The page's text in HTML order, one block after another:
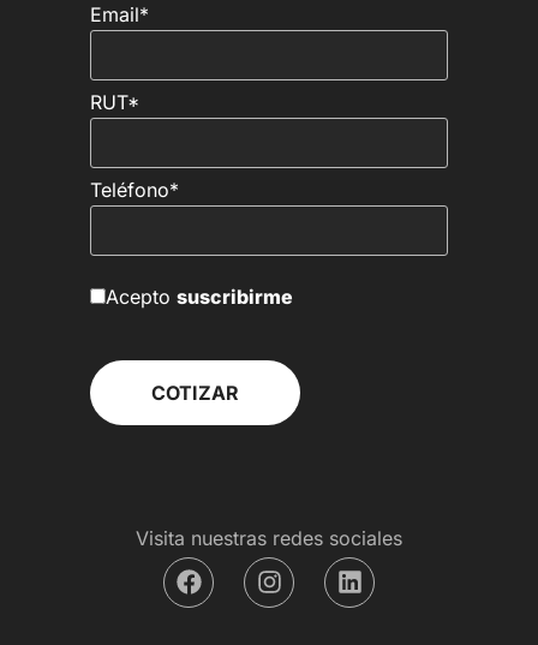
Email*
RUT*
Teléfono*
Acepto suscribirme
Visita nuestras redes sociales